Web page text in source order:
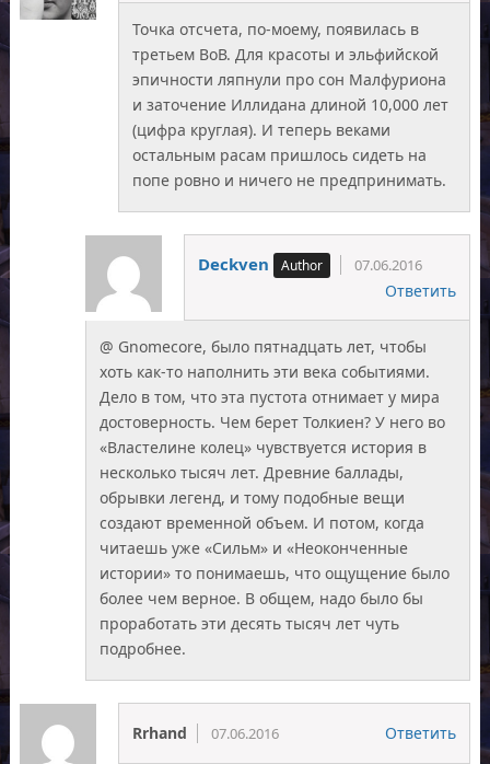
Точка отсчета, по-моему, появилась в
третьем ВоВ. Для красоты и эльфийской
эпичности ляпнули про сон Малфуриона
и заточение Иллидана длиной 10,000 лет
(цифра круглая). И теперь веками
остальным расам пришлось сидеть на
попе ровно и ничего не предпринимать.
Deckven 07.06.2016
Ответить
@ Gnomecore, было пятнадцать лет, чтобы
хоть как-то наполнить эти века событиями.
Дело в том, что эта пустота отнимает у мира
достоверность. Чем берет Толкиен? У него во
«Властелине колец» чувствуется история в
несколько тысяч лет. Древние баллады,
обрывки легенд, и тому подобные вещи
создают временной объем. И потом, когда
читаешь уже «Сильм» и «Неоконченные
истории» то понимаешь, что ощущение было
более чем верное. В общем, надо было бы
проработать эти десять тысяч лет чуть
подробнее.
Rrhand 07.06.2016 Ответить